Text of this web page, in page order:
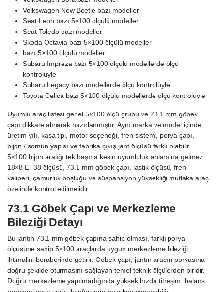
Volkswagen New Beetle bazı modeller
Seat Leon bazı 5×100 ölçülü modeller
Seat Toledo bazı modeller
Skoda Octavia bazı 5×100 ölçülü modeller
bazı 5×100 ölçülü modeller
Subaru Impreza bazı 5×100 ölçülü modellerde ölçü
kontrolüyle
Subaru Legacy bazı modellerde ölçü kontrolüyle
Toyota Celica bazı 5×100 ölçülü modellerde ölçü kontrolüyle
Uyumlu araç listesi genel 5×100 ölçü grubu ve 73.1 mm göbek
çapı dikkate alınarak hazırlanmıştır. Aynı marka ve model içinde
üretim yılı, kasa tipi, motor seçeneği, fren sistemi, porya çapı,
bijon / somun yapısı ve fabrika çıkış jant ölçüsü farklı olabilir.
5×100 bijon aralığı tek başına kesin uyumluluk anlamına gelmez.
18×8 ET38 ölçüsü, 73.1 mm göbek çapı, lastik ölçüsü, fren
kaliperi, çamurluk boşluğu ve süspansiyon yüksekliği mutlaka araç
özelinde kontrol edilmelidir.
73.1 Göbek Çapı ve Merkezleme
Bileziği Detayı
Bu jantın 73.1 mm göbek çapına sahip olması, farklı porya
ölçüsüne sahip 5×100 araçlarda uygun merkezleme bileziği
ihtimalini beraberinde getirir. Göbek çapı, jantın aracın poryasına
doğru şekilde oturmasını sağlayan temel teknik ölçülerden biridir.
Doğru merkezleme yapılmadığında yüksek hızda titreşim, balans